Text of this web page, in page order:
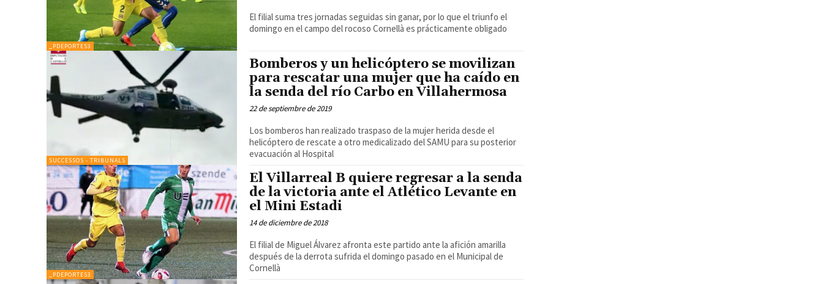
_PDEPORTES3
El filial suma tres jornadas seguidas sin ganar, por lo que el triunfo el
domingo en el campo del rocoso Cornellà es prácticamente obligado
SUCCESSOS - TRIBUNALS
Bomberos y un helicóptero se movilizan
para rescatar una mujer que ha caído en
la senda del río Carbo en Villahermosa
22 de septiembre de 2019
Los bomberos han realizado traspaso de la mujer herida desde el
helicóptero de rescate a otro medicalizado del SAMU para su posterior
evacuación al Hospital
_PDEPORTES3
El Villarreal B quiere regresar a la senda
de la victoria ante el Atlético Levante en
el Mini Estadi
14 de diciembre de 2018
El filial de Miguel Álvarez afronta este partido ante la afición amarilla
después de la derrota sufrida el domingo pasado en el Municipal de
Cornellà